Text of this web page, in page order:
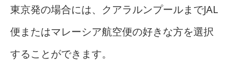
東京発の場合には、クアラルンプールまでJAL
便またはマレーシア航空便の好きな方を選択
することができます。